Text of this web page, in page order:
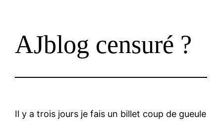
AJblog censuré ?
Il y a trois jours je fais un billet coup de gueule